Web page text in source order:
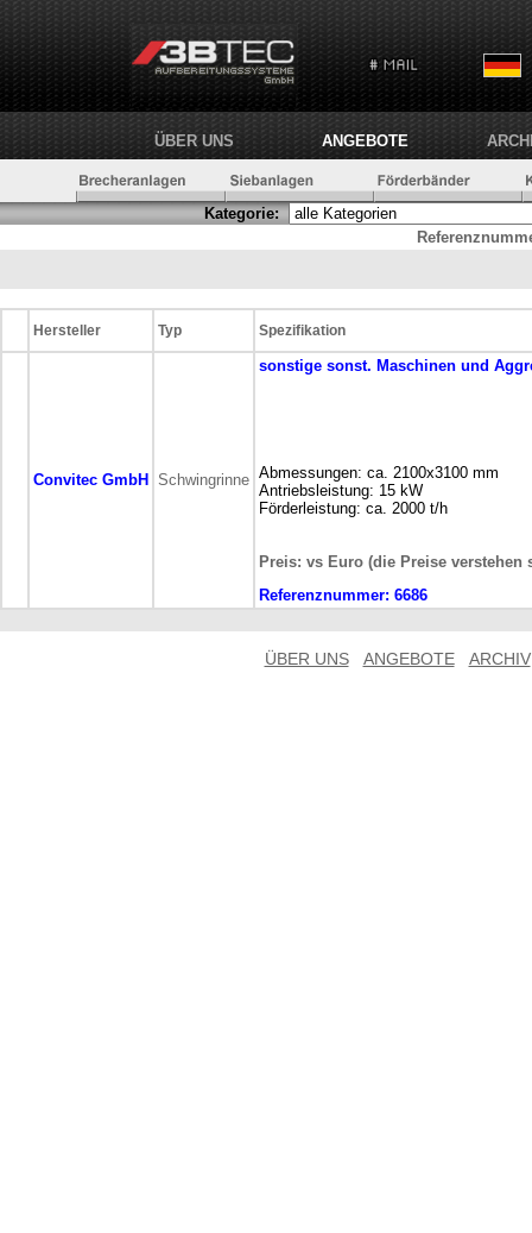
ÜBER UNS ANGEBOTE
Kategorie:
Hersteller Typ Spezifikation
Convitec GmbH Schwingrinne
sonstige sonst. Maschinen und
Abmessungen: ca. 2100x3100 mm
Antriebsleistung: 15 kW
Förderleistung: ca. 2000 t/h
Preis: vs Euro (die Preise
Referenznummer: 6686
ÜBER UNS ANGEBOTE ARCHIV